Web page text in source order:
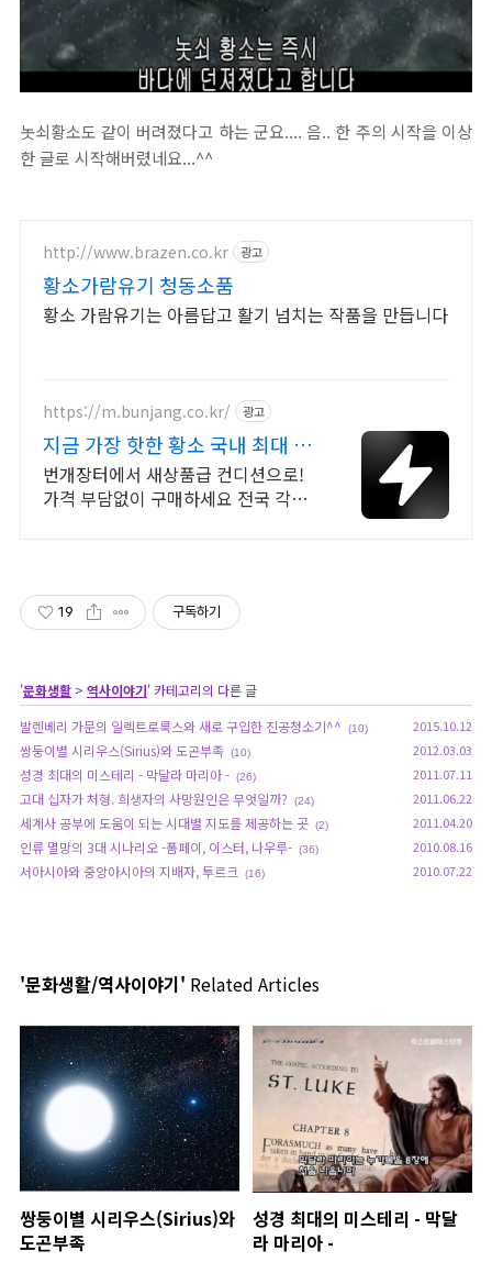
놋쇠황소도 같이 버려졌다고 하는 군요.... 음.. 한 주의 시작을 이상
한 글로 시작해버렸네요...^^
http://www.brazen.co.kr 광고
황소가람유기 청동소품
황소 가람유기는 아름답고 활기 넘치는 작품을 만듭니다
https://m.bunjang.co.kr/ 광고
지금 가장 핫한 황소 국내 최대 브
랜드 중고거래
번개장터에서 새상품급 컨디션으로!
가격 부담없이 구매하세요 전국 각지
19 구독하기
'문화생활 > 역사이야기' 카테고리의 다른 글
발렌베리 가문의 일렉트로룩스와 새로 구입한 진공청소기^^
(10) 2015.10.12
쌍둥이별 시리우스(Sirius)와 도곤부족 (10) 2012.03.03
성경 최대의 미스테리 - 막달라 마리아 - (26) 2011.07.11
고대 십자가 처형. 희생자의 사망원인은 무엇일까? (24) 2011.06.22
세계사 공부에 도움이 되는 시대별 지도를 제공하는 곳 (2) 2011.04.20
인류 멸망의 3대 시나리오 -폼페이, 이스터, 나우루- (36) 2010.08.16
서아시아와 중앙아시아의 지배자, 투르크 (16) 2010.07.22
'문화생활/역사이야기' Related Articles
쌍둥이별 시리우스(Sirius)와
도곤부족
성경 최대의 미스테리 - 막달
라 마리아 -